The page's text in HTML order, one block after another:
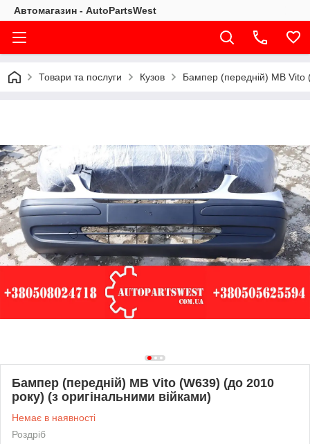
Автомагазин - AutoPartsWest
Товари та послуги Кузов Бампер (передній) MB Vito
Бампер (передній) MB Vito (W639) (до 2010
року) (з оригінальними війками)
Немає в наявності
Роздріб